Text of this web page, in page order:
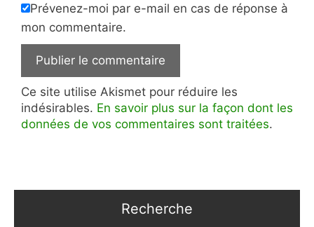
Prévenez-moi par e-mail en cas de réponse à
mon commentaire.
Ce site utilise Akismet pour réduire les
indésirables. En savoir plus sur la façon dont les
données de vos commentaires sont traitées.
Recherche